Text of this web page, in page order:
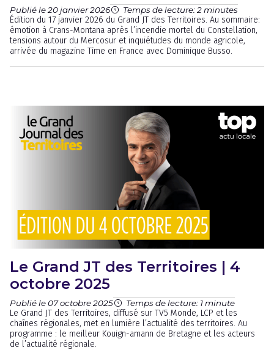
Publié le 20 janvier 2026 Temps de lecture: 2 minutes
Édition du 17 janvier 2026 du Grand JT des Territoires. Au sommaire:
émotion à Crans-Montana après l’incendie mortel du Constellation,
tensions autour du Mercosur et inquiétudes du monde agricole,
arrivée du magazine Time en France avec Dominique Busso.
Le Grand JT des Territoires | 4
octobre 2025
Publié le 07 octobre 2025 Temps de lecture: 1 minute
Le Grand JT des Territoires, diffusé sur TV5 Monde, LCP et les
chaînes régionales, met en lumière l’actualité des territoires. Au
programme : le meilleur Kouign-amann de Bretagne et les acteurs
de l’actualité régionale.